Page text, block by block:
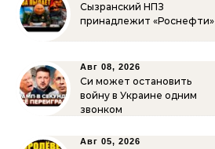
Сызранский НПЗ
принадлежит «Роснефти»
Авг 08, 2026
Си может остановить
войну в Украине одним
звонком
Авг 05, 2026